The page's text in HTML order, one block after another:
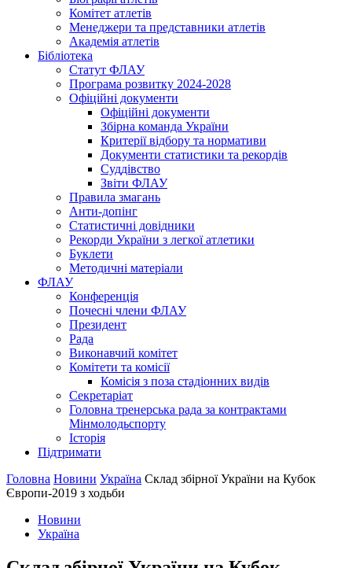
Комітет атлетів
Менеджери та представники атлетів
Академія атлетів
Бібліотека
Статут ФЛАУ
Програма розвитку 2024-2028
Офіційні документи
Офіційні документи
Збірна команда України
Критерії відбору та нормативи
Документи статистики та рекордів
Суддівство
Звіти ФЛАУ
Правила змагань
Анти-допінг
Статистичні довідники
Рекорди України з легкої атлетики
Буклети
Методичні матеріали
ФЛАУ
Конференція
Почесні члени ФЛАУ
Президент
Рада
Виконавчий комітет
Комітети та комісії
Комісія з поза стадіонних видів
Секретаріат
Головна тренерська рада за контрактами
Мінмолодьспорту
Історія
Підтримати
Головна Новини Україна Склад збірної України на Кубок
Європи-2019 з ходьби
Новини
Україна